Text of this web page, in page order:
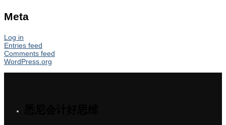
Meta
Log in
Entries feed
Comments feed
WordPress.org